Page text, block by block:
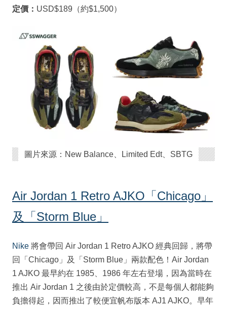
定價： USD$189（約$1,500）
圖片來源：New Balance、Limited Edt、SBTG
Air Jordan 1 Retro AJKO「Chicago」
及「Storm Blue」
Nike 將會帶回 Air Jordan 1 Retro AJKO 經典回歸，將帶
回「Chicago」及「Storm Blue」兩款配色！Air Jordan
1 AJKO 最早約在 1985、1986 年左右登場，因為當時在
推出 Air Jordan 1 之後由於定價較高，不是每個人都能夠
負擔得起，因而推出了較便宜帆布版本 AJ1 AJKO。早年